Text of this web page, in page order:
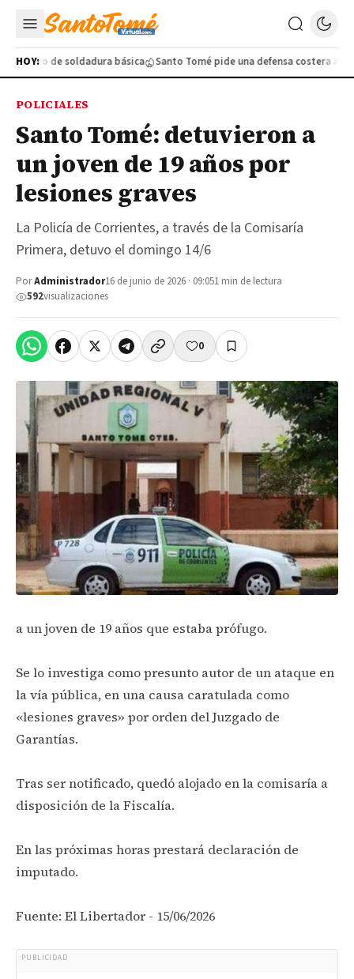
HOY:de soldadura básica Santo Tomé pide una defensa costera ante
POLICIALES
Santo Tomé: detuvieron a
un joven de 19 años por
lesiones graves
La Policía de Corrientes, a través de la Comisaría
Primera, detuvo el domingo 14/6
PorAdministrador16 de junio de 2026 · 09:051 min de lectura
592visualizaciones
0
a un joven de 19 años que estaba prófugo.
Se lo investiga como presunto autor de un ataque en
la vía pública, en una causa caratulada como
«lesiones graves» por orden del Juzgado de
Garantías.
Tras ser notificado, quedó alojado en la comisaría a
disposición de la Fiscalía.
En las próximas horas prestará declaración de
imputado.
Fuente: El Libertador - 15/06/2026
PUBLICIDAD